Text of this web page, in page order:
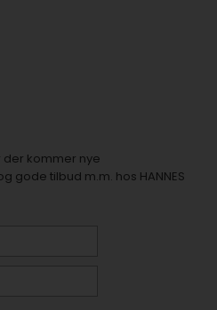
der kommer nye
gode tilbud m.m. hos HANNES